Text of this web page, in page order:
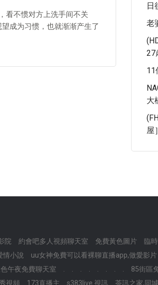
看不惯对方上洗手间不关
成为习惯，也就渐渐产生了
日
老
27
11
大
屋
院 約會吧多人視頻聊天室 免費黃色圖片 臨
情小說 uu女神免費可以看裸聊直播app,做愛影片
午夜免費聊天室 85街區
視頻 173直播主 s383live 視訊 茶訊之家,同